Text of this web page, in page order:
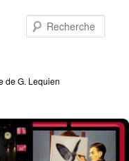
de G. Lequien